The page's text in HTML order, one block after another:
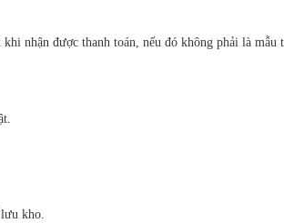
nhận được thanh toán, nếu đó không phải là
kho.